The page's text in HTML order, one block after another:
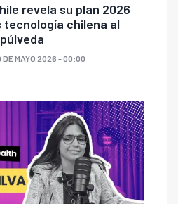
revela su plan 2026
chilena al
DE MAYO 2026 - 00:00